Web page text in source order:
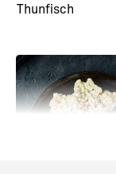
Thunfisch